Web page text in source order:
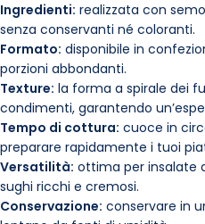
Ingredienti: realizzata con
senza conservanti né coloranti.
Formato: disponibile in
porzioni abbondanti.
Texture: la forma a spirale dei
condimenti, garantendo
Tempo di cottura: cuoce in
preparare rapidamente i tuoi
Versatilità: ottima per insalate
sughi ricchi e cremosi.
Conservazione: conservare in